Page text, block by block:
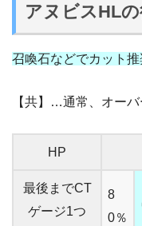
アヌビスHL
召喚石などでカット推
【共】…通常、オー
HP
最後までCT
ゲージ1つ
8
0％